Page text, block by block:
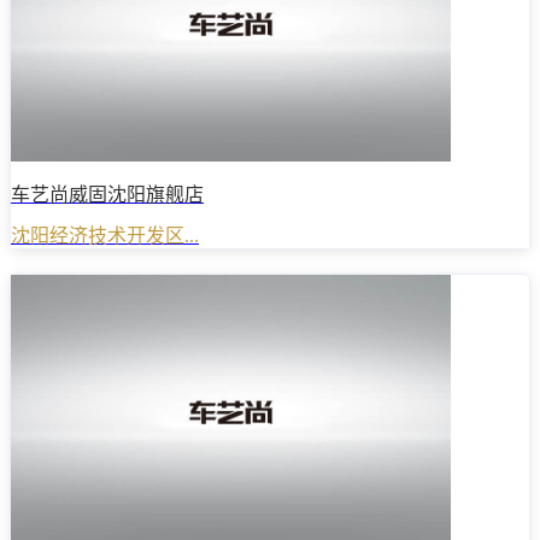
车艺尚威固沈阳旗舰店
沈阳经济技术开发区...